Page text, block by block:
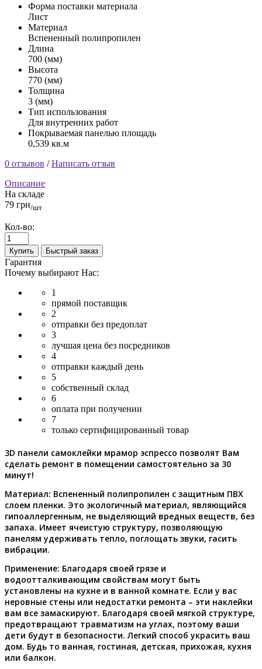
Форма поставки материала
Лист
Материал
Вспененный полипропилен
Длина
700 (мм)
Высота
770 (мм)
Толщина
3 (мм)
Тип использования
Для внутренних работ
Покрываемая панелью площадь
0,539 кв.м
0 отзывов /Написать отзыв
Описание
На складе
79 грн/шт
Кол-во:
Купить Быстрый заказ
Гарантия
Почему выбирают Нас:
1
прямой поставщик
2
отправки без предоплат
3
лучшая цена без посредников
4
отправки каждый день
5
собственный склад
6
оплата при получении
7
только сертифицированный товар
3D панели самоклейки мрамор эспрессо позволят Вам
сделать ремонт в помещении самостоятельно за 30
минут!
Материал: Вспененный полипропилен с защитным ПВХ
слоем пленки. Это экологичный материал, являющийся
гипоаллергенным, не выделяющий вредных веществ, без
запаха. Имеет ячеистую структуру, позволяющую
панелям удерживать тепло, поглощать звуки, гасить
вибрации.
Применение: Благодаря своей грязе и
водоотталкивающим свойствам могут быть
установлены на кухне и в ванной комнате. Если у вас
неровные стены или недостатки ремонта – эти наклейки
вам все замаскируют. Благодаря своей мягкой структуре,
предотвращают травматизм на углах, поэтому ваши
дети будут в безопасности. Легкий способ украсить ваш
дом. Будь то ванная, гостиная, детская, прихожая, кухня
или балкон.